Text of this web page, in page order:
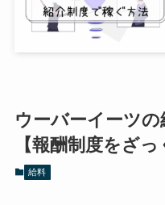
ウーバーイーツ
【報酬制度をざっ
給料